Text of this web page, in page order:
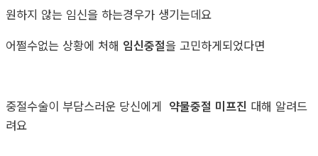
원하지 않는 임신을 하는경우가 생기는데요
어쩔수없는 상황에 처해 임신중절을 고민하게되었다면
중절수술이 부담스러운 당신에게 약물중절 미프진 대해 알려드
려요